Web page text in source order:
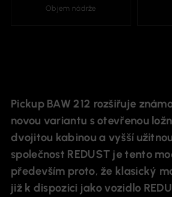
Objem nádrže
Pickup BAW 212 rozšiřuje
novou variantu s otevřenou
dvojitou kabinou a vyšší
společnost REDUST je tento
především proto, že klasický
již k dispozici jako vozidlo